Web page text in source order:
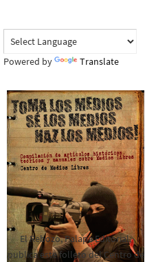
Powered by Translate
El Rebozo, Palapa Editorial,
publica este folleto del Centro de